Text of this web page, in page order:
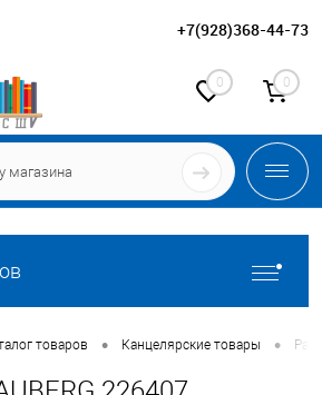
+7(928)368-44-73
0 0
товаров • Канцелярские товары •